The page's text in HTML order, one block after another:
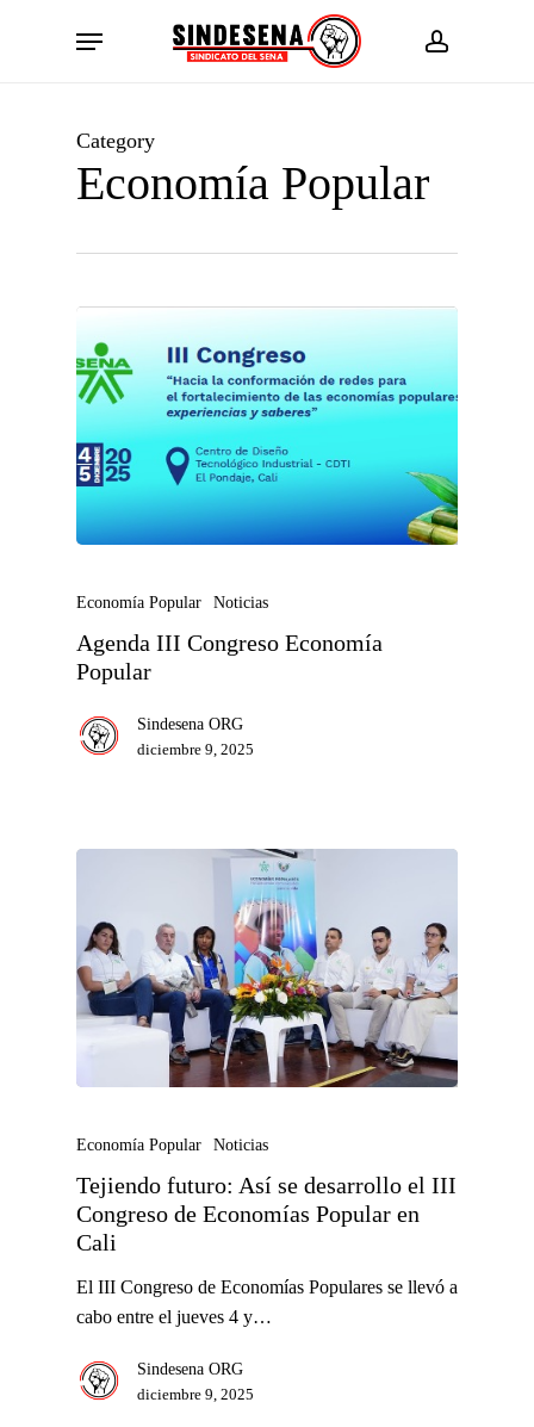
account
Menu
Category
Economía Popular
Economía Popular Noticias
Agenda III Congreso Economía
Popular
Sindesena ORG
diciembre 9, 2025
Economía Popular Noticias
Tejiendo futuro: Así se desarrollo el III
Congreso de Economías Popular en
Cali
El III Congreso de Economías Populares se llevó a
cabo entre el jueves 4 y…
Sindesena ORG
diciembre 9, 2025